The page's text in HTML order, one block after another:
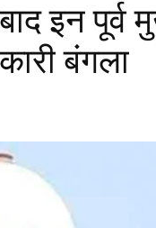
इन पूर्व
बंगला